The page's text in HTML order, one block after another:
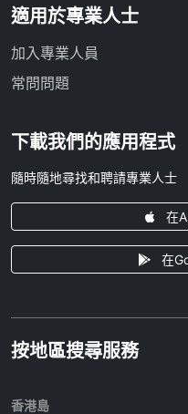
適用於專業人士
加入專業人員
常問問題
下載我們的應用程式
隨時隨地尋找和聘請專業人士
在
在
按地區搜尋服務
香港島